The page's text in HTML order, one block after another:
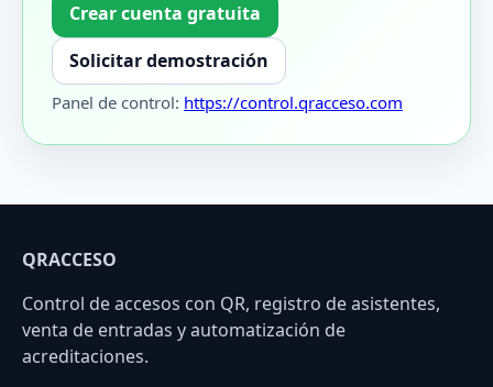
Crear cuenta gratuita
Solicitar demostración
Panel de control: https://control.qracceso.com
QRACCESO
Control de accesos con QR, registro de asistentes,
venta de entradas y automatización de
acreditaciones.